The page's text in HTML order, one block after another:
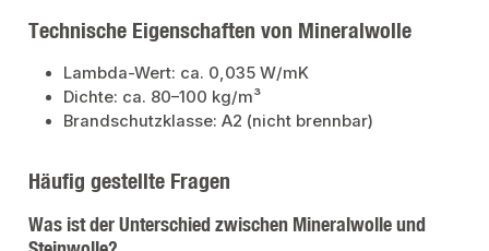
Technische Eigenschaften von Mineralwolle
Lambda-Wert: ca. 0,035 W/mK
Dichte: ca. 80–100 kg/m³
Brandschutzklasse: A2 (nicht brennbar)
Häufig gestellte Fragen
Was ist der Unterschied zwischen Mineralwolle und